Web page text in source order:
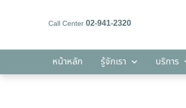
Call Center02-941-2320
หน้าหลัก รู้จักเรา บริการ